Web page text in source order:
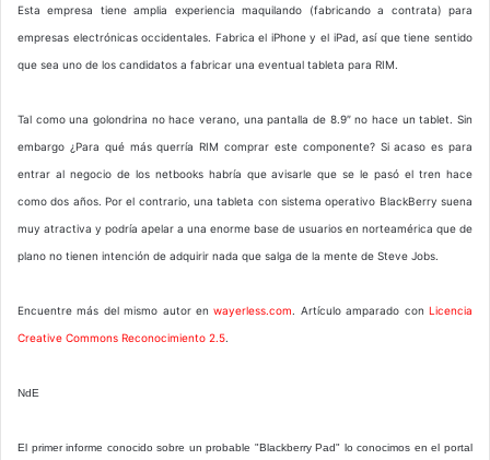
Esta empresa tiene amplia experiencia maquilando (fabricando a contrata) para
empresas electrónicas occidentales. Fabrica el iPhone y el iPad, así que tiene sentido
que sea uno de los candidatos a fabricar una eventual tableta para RIM.
Tal como una golondrina no hace verano, una pantalla de 8.9″ no hace un tablet. Sin
embargo ¿Para qué más querría RIM comprar este componente? Si acaso es para
entrar al negocio de los netbooks habría que avisarle que se le pasó el tren hace
como dos años. Por el contrario, una tableta con sistema operativo BlackBerry suena
muy atractiva y podría apelar a una enorme base de usuarios en norteamérica que de
plano no tienen intención de adquirir nada que salga de la mente de Steve Jobs.
Encuentre más del mismo autor enwayerless.com . Artículo amparado conLicencia
Creative Commons Reconocimiento 2.5
NdE
El primer informe conocido sobre un probable "Blackberry Pad" lo conocimos en el portal